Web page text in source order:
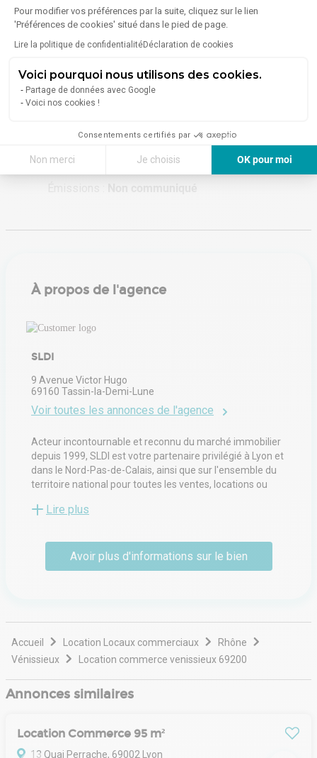
Pour modifier vos préférences par la suite, cliquez sur le lien
'Préférences de cookies' situé dans le pied de page.
Lire la politique de confidentialitéDéclaration de cookies
Voici pourquoi nous utilisons des cookies.
Partage de données avec Google
Voici nos cookies !
Consentements certifiés par
Non merci Je choisis
OK pour moi
Énergie
Indice d'émission de gaz à effet de serre (GES)
En savoir plus sur le bien
À propos de l'agence
SLDI
9 Avenue Victor Hugo
69160 Tassin-la-Demi-Lune
Voir toutes les annonces de l'agence
Acteur incontournable et reconnu du marché immobilier
depuis 1999, SLDI est votre partenaire privilégié à Lyon et
dans le Nord-Pas-de-Calais, ainsi que sur l'ensemble du
territoire national pour toutes les ventes, locations ou
résidentiels.
Lire plus
Avoir plus d'informations sur le bien
Accueil Location Locaux commerciaux
Rhône
Vénissieux
Location commerce venissieux 69200
Annonces similaires
Location Commerce 95 m²
13 Quai Perrache, 69002 Lyon